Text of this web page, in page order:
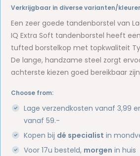
Verkrijgbaar in diverse varianten/
Een zeer goede tandenborstel van
IQ Extra Soft tandenborstel heeft
tufted borstelkop met topkwaliteit
De lange, handzame steel zorgt
achterste kiezen goed bereikbaar
Choose from:
Lage verzendkosten vanaf 3,99
vanaf 59.-
Kopen bij dé specialist in
Voor 17u besteld, morgen in huis